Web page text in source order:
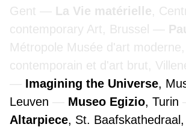
Gent
La Vie matérielle,
contemporary Art, Brussel
Métropole Musée d'art
contemporain et d'art brut,
Imagining the Universe,
Leuven
Museo Egizio, Turin
Altarpiece, St.